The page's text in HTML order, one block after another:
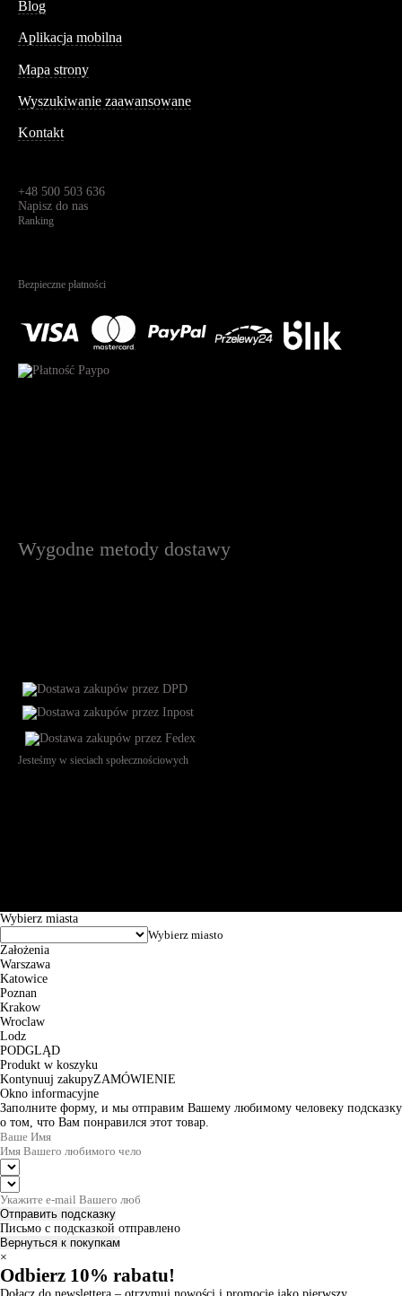
Blog
Aplikacja mobilna
Mapa strony
Wyszukiwanie zaawansowane
Kontakt
+48 500 503 636
Napisz do nas
Ranking
Bezpieczne płatności
Wygodne metody dostawy
Jesteśmy w sieciach społecznościowych
Wybierz miasta
Założenia
Warszawa
Katowice
Poznan
Krakow
Wroclaw
Lodz
PODGLĄD
Produkt w koszyku
Kontynuuj zakupyZAMÓWIENIE
Okno informacyjne
Заполните форму, и мы отправим Вашему любимому человеку подсказку
о том, что Вам понравился этот товар.
Отправить подсказку
Письмо с подсказкой отправлено
Вернуться к покупкам
×
Odbierz 10% rabatu!